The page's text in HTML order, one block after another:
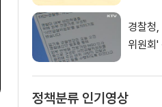
큐멘터
경찰청
위원회'
정책분류 인기영상